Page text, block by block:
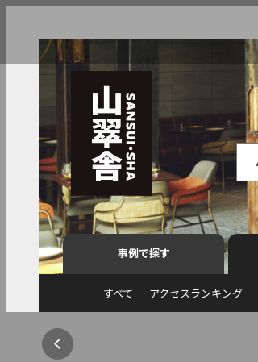
事例で探す
すべて アクセスランキング